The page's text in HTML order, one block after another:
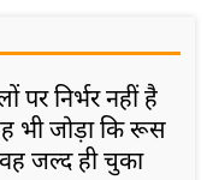
पर निर्भर नहीं है
भी जोड़ा कि रूस
जल्द ही चुका